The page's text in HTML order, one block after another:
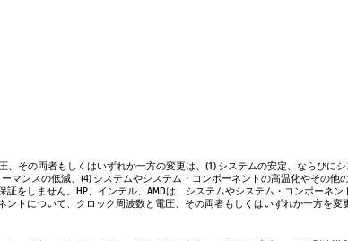
その両者もしくはいずれか一方の変更は、(1) システムの安定、ならびに
ンスの低減、(4) システムやシステム・コンポーネントの高温化やその他
をしません。HP、インテル、AMDは、システムやシステム・コンポーネ
トについて、クロック周波数と電圧、その両者もしくはいずれか一方を